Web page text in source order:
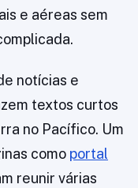
e aéreas sem
notícias e
textos curtos
no Pacífico. Um
como portal
reunir várias